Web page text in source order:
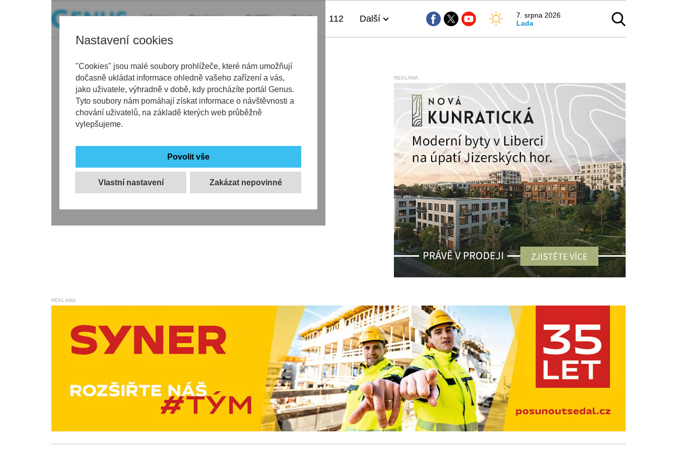
Nastavení cookies
"Cookies" jsou malé soubory prohlížeče, které nám umožňují
dočasně ukládat informace ohledně vašeho zařízení a vás,
jako uživatele, výhradně v době, kdy procházíte portál Genus.
Tyto soubory nám pomáhají získat informace o návštěvnosti a
chování uživatelů, na základě kterých web průběžně
vylepšujeme.
Vlastní nastavení
Liberec Regiony Politika Sport 112 Další
7. srpna 2026
Lada
REKLAMA
REKLAMA